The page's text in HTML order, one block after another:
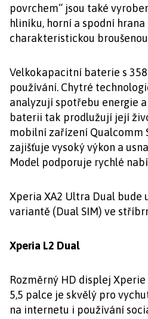
povrchem“ jsou také
hliníku, horní a spodní
charakteristickou
Velkokapacitní baterie s
používání. Chytré
analyzují spotřebu energie
baterii tak prodlužují její
mobilní zařízení Qualcomm
zajišťuje vysoký výkon a
Model podporuje rychlé
Xperia XA2 Ultra Dual bude
variantě (Dual SIM) ve
Xperia L2 Dual
Rozměrný HD displej
5,5 palce je skvělý pro
na internetu i používání